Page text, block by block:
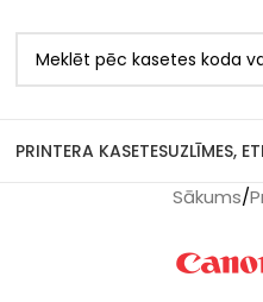
PRINTERA KASETESUZLĪMES,
Sākums/